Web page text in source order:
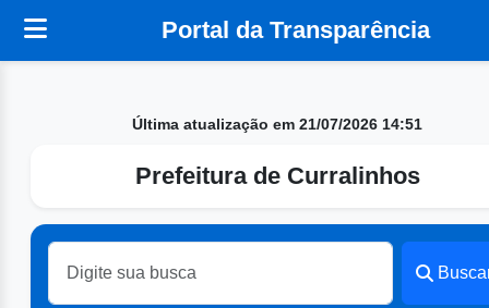
Portal da Transparência
Última atualização em 21/07/2026 14:51
Prefeitura de Curralinhos